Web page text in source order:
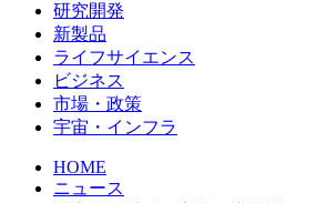
研究開発
新製品
ライフサイエンス
ビジネス
市場・政策
宇宙・インフラ
HOME
ニュース